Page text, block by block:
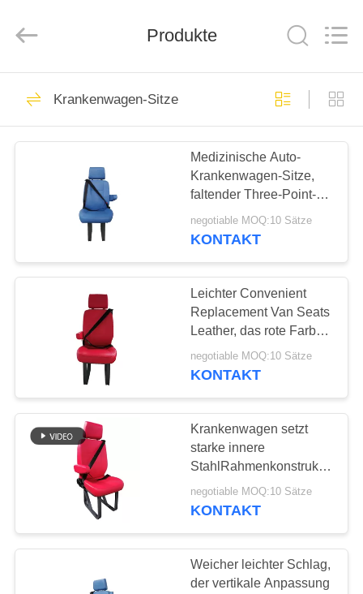
HAUS
PRODUKTE
FABRIK-
AUSFLUG
QUALITÄTSKONTROLLE
TRETEN
SIE
MIT
VERBINDUNG
NACHRICHTEN
Ltd..
Luxusbus-Sitze
Küstenmotorschiff-
Bus-Sitze
9
Touristenbus Seat
Produkte
Krankenwagen-Sitze
Medizinische Auto-
Krankenwagen-Sitze,
faltender Three-Point-
Sicherheitsgurt Rear
Van Seats With
negotiable MOQ:10 Sätze
KONTAKT
Leichter Convenient
Replacement Van Seats
Leather, das rote Farbe
umfasst
negotiable MOQ:10 Sätze
KONTAKT
Krankenwagen setzt
starke innere
StahlRahmenkonstruktions-
an der Wand befestigtes
Multifunktions
negotiable MOQ:10 Sätze
KONTAKT
Weicher leichter Schlag,
der vertikale Anpassung